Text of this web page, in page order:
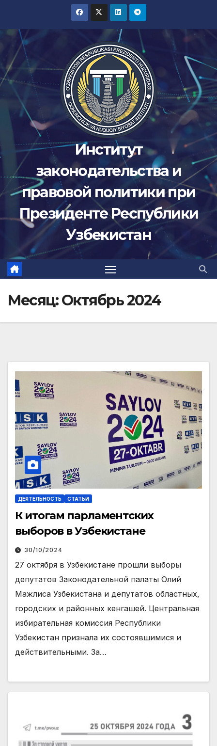
содержимому
Институт
законодательства и
правовой политики при
Президенте Республики
Узбекистан
Месяц:Октябрь 2024
ДЕЯТЕЛЬНОСТЬ СТАТЬИ
К итогам парламентских
выборов в Узбекистане
30/10/2024
27 октября в Узбекистане прошли выборы
депутатов Законодательной палаты Олий
Мажлиса Узбекистана и депутатов областных,
городских и районных кенгашей. Центральная
избирательная комиссия Республики
Узбекистан признала их состоявшимися и
действительными. За…